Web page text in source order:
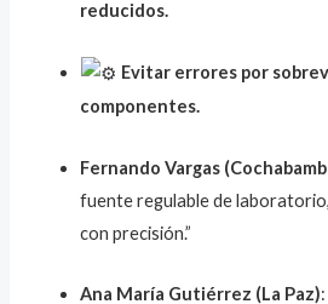
reducidos.
Evitar errores por
componentes.
Fernando Vargas
fuente regulable de
con precisión.”
Ana María Gutiérrez (La Paz)